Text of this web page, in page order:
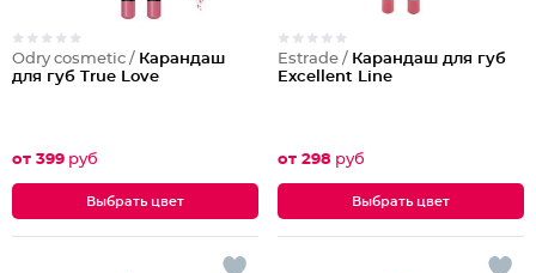
Odry cosmetic / Карандаш
для губ True Love
от 399 руб
Выбрать цвет
Estrade / Карандаш для губ
Excellent Line
от 298 руб
Выбрать цвет